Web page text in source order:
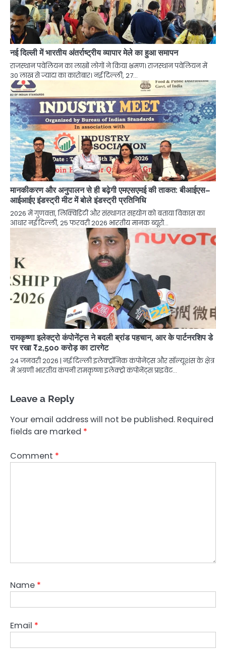
नई दिल्ली में भारतीय अंतर्राष्ट्रीय व्यापार मेले का हुआ समापन
राजस्थान पवेलियन का लाखों लोगों ने किया भ्रमण। राजस्थान पवेलियन में
30 लाख से ज्यादा का कारोबार। नई दिल्ली, 27…
मानकीकरण और अनुपालन से ही बढ़ेगी एमएसएमई की ताकत: बीआईएस–
आईआईए इंडस्ट्री मीट में बोले इंडस्ट्री प्रतिनिधि
2026 में गुणवत्ता, लिक्विडिटी और संस्थागत सहयोग को बताया विकास का
आधार नई दिल्ली, 25 फरवरी 2026 भारतीय मानक ब्यूरो…
रामकृष्णा इलेक्ट्रो कंपोनेंट्स ने बदली ब्रांड पहचान, आर के पार्टनरशिप डे
पर रखा ₹2,500 करोड़ का टारगेट
24 जनवरी 2026 | नई दिल्ली इलेक्ट्रॉनिक कंपोनेंट्स और सॉल्यूशंस के क्षेत्र
में अग्रणी भारतीय कंपनी रामकृष्णा इलेक्ट्रो कंपोनेंट्स प्राइवेट…
Leave a Reply
Your email address will not be published. Required
fields are marked *
Comment *
Name *
Email *